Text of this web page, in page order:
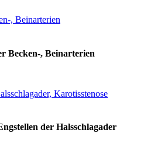
, Beinarterien
Becken-, Beinarterien
Karotisstenose
der Hals­schlag­ader